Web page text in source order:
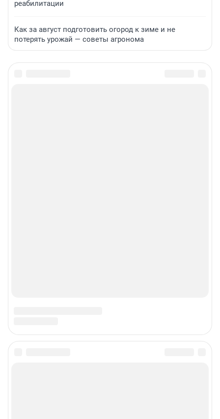
реабилитации
Как за август подготовить огород к зиме и не
потерять урожай — советы агронома